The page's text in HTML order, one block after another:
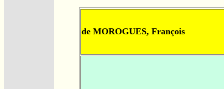
de MOROGUES, François